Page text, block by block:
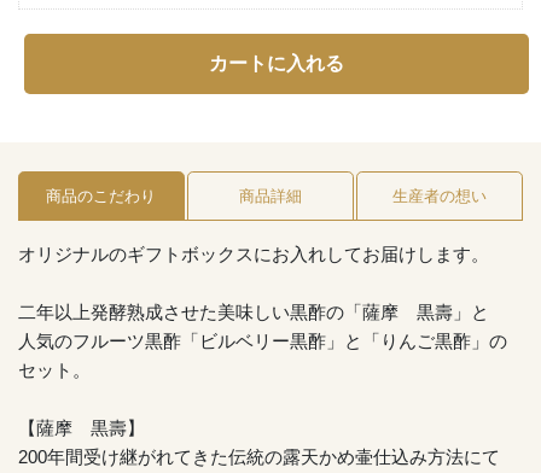
カートに入れる
商品のこだわり 商品詳細 生産者の想い
オリジナルのギフトボックスにお入れしてお届けします。
二年以上発酵熟成させた美味しい黒酢の「薩摩 黒壽」と
人気のフルーツ黒酢「ビルベリー黒酢」と「りんご黒酢」の
セット。
【薩摩 黒壽】
200年間受け継がれてきた伝統の露天かめ壷仕込み方法にて